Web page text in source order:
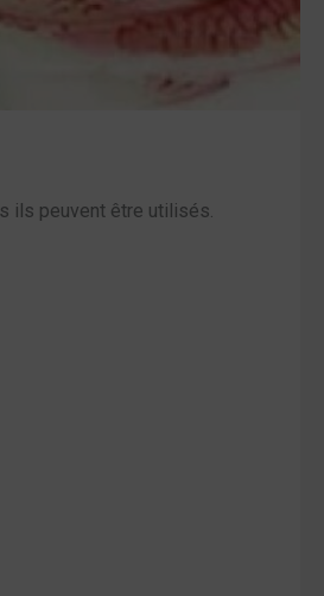
ils peuvent être utilisés.